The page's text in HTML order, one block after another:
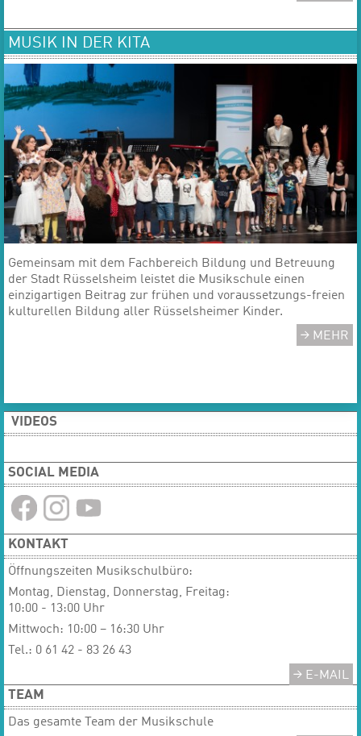
MUSIK IN DER KITA
Gemeinsam mit dem Fachbereich Bildung und Betreuung
der Stadt Rüsselsheim leistet die Musikschule einen
einzigartigen Beitrag zur frühen und voraussetzungs-freien
kulturellen Bildung aller Rüsselsheimer Kinder.
MEHR
VIDEOS
SOCIAL MEDIA
KONTAKT
Öffnungszeiten Musikschulbüro:
Montag, Dienstag, Donnerstag, Freitag:
10:00 - 13:00 Uhr
Mittwoch: 10:00 – 16:30 Uhr
Tel.: 0 61 42 - 83 26 43
E-MAIL
TEAM
Das gesamte Team der Musikschule